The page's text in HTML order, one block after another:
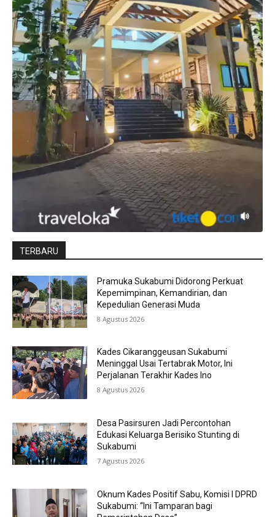
TERBARU
Pramuka Sukabumi Didorong Perkuat
Kepemimpinan, Kemandirian, dan
Kepedulian Generasi Muda
8 Agustus 2026
Kades Cikaranggeusan Sukabumi
Meninggal Usai Tertabrak Motor, Ini
Perjalanan Terakhir Kades Ino
8 Agustus 2026
Desa Pasirsuren Jadi Percontohan
Edukasi Keluarga Berisiko Stunting di
Sukabumi
7 Agustus 2026
Oknum Kades Positif Sabu, Komisi I DPRD
Sukabumi: “Ini Tamparan bagi